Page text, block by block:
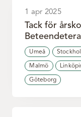
1 apr 2025
Tack för
Umeå
Malmö
Göteborg